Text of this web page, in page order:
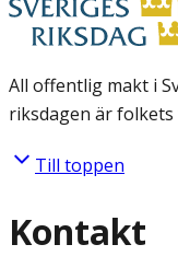
All offentlig makt i
riksdagen är
Till toppen
Kontakt